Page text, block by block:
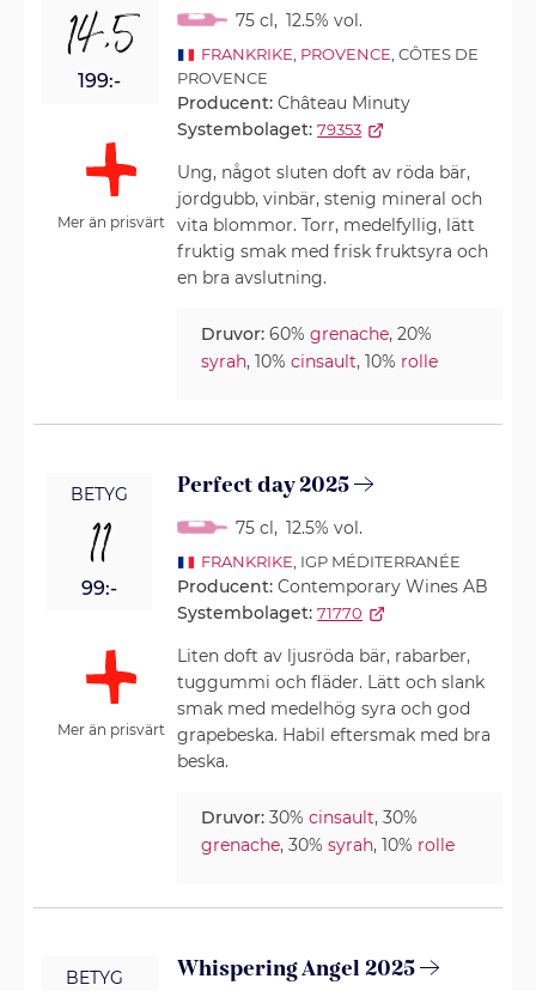
14,5
199:-
Mer än prisvärt
75 cl, 12.5% vol.
FRANKRIKE PROVENCE , CÔTES DE
PROVENCE
Producent:Château Minuty
Systembolaget: 79353
Ung, något sluten doft av röda bär,
jordgubb, vinbär, stenig mineral och
vita blommor. Torr, medelfyllig, lätt
fruktig smak med frisk fruktsyra och
en bra avslutning.
Druvor: 60%grenache, 20%
syrah, 10%cinsault, 10% rolle
BETYG
11
99:-
Mer än prisvärt
Perfect day 2025
75 cl, 12.5% vol.
FRANKRIKE , IGP MÉDITERRANÉE
Producent:Contemporary Wines AB
Systembolaget: 71770
Liten doft av ljusröda bär, rabarber,
tuggummi och fläder. Lätt och slank
smak med medelhög syra och god
grapebeska. Habil eftersmak med bra
beska.
Druvor: 30%cinsault, 30%
grenache, 30%syrah, 10% rolle
BETYG Whispering Angel 2025